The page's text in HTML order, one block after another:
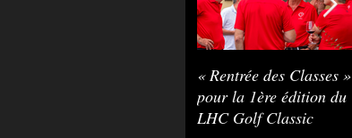
« Rentrée des Classes »
pour la 1ère édition du
LHC Golf Classic